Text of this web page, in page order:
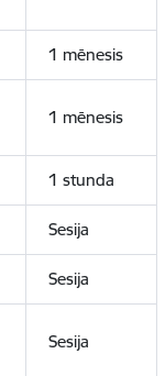
1 mēnesis
1 mēnesis
1 stunda
Sesija
Sesija
Sesija